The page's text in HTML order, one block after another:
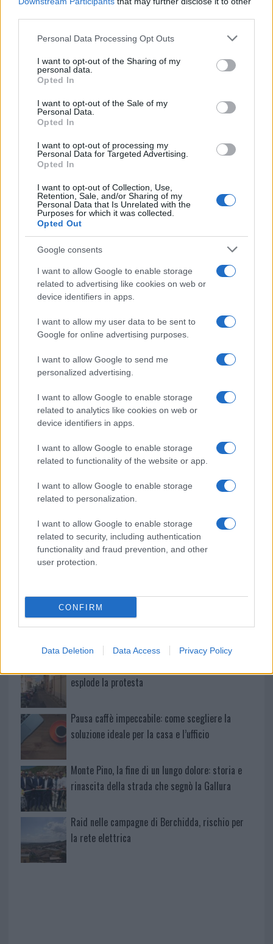
Please note that this website/app uses one or more Google
not limited to your visit or usage behaviour. You may click to
grant or deny consent to Google and its third-party tags to
use your data for below specified purposes in below Google
consent section.
Personal Data Processing Opt Outs
I want to opt-out of the Sharing of my
personal data.
Opted In
I want to opt-out of the Sale of my
Personal Data.
Opted In
I want to opt-out of processing my
Personal Data for Targeted Advertising.
Opted In
I want to opt-out of Collection, Use,
Retention, Sale, and/or Sharing of my
Personal Data that Is Unrelated with the
Purposes for which it was collected.
Opted Out
Google consents
I want to allow Google to enable storage
related to advertising like cookies on web or
device identifiers in apps.
I want to allow my user data to be sent to
Google for online advertising purposes.
I want to allow Google to send me
personalized advertising.
I want to allow Google to enable storage
related to analytics like cookies on web or
device identifiers in apps.
I want to allow Google to enable storage
related to functionality of the website or app.
I want to allow Google to enable storage
related to personalization.
I want to allow Google to enable storage
related to security, including authentication
functionality and fraud prevention, and other
user protection.
CONFIRM
Data Deletion Data Access Privacy Policy
TEMI: Notizie Palau Rifiuti Palau
i tuoi video e le tue foto
345 356 7512
Notizie in tempo reale?
GalluraOggi.it
daGoogle News
Condividi l'articolo
F
ce
b
o
o
k
T
it
te
r
Pi
te
re
st
W
at
s
A
p
p
S
a
Articolo precedente
Prossimo articolo
Gallura
Michelle Hunziker in Gallura, bella anche dal
Calangianus, dopo le polemiche il centro
accoglienza minori chiude
esplode la protesta
Pausa caffè impeccabile: come scegliere la
soluzione ideale per la casa e l’ufficio
Monte Pino, la fine di un lungo dolore: storia e
rinascita della strada che segnò la Gallura
Raid nelle campagne di Berchidda, rischio per
la rete elettrica